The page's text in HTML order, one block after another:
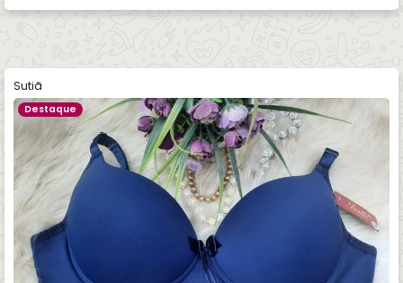
Sutiã
Destaque